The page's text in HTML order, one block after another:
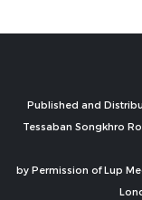
Published and
Tessaban Songkhro
by Permission of Lup